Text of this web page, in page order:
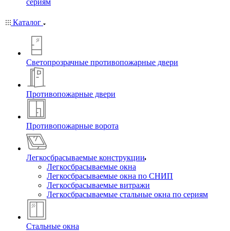
сериям
Каталог
Светопрозрачные противопожарные двери
Противопожарные двери
Противопожарные ворота
Легкосбрасываемые конструкции
Легкосбрасываемые окна
Легкосбрасываемые окна по СНИП
Легкосбрасываемые витражи
Легкосбрасываемые стальные окна по сериям
Стальные окна